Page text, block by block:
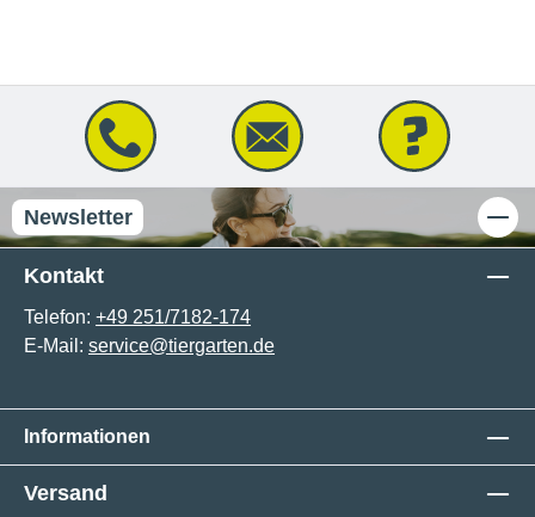
Newsletter
Kontakt
Telefon: +49 251/7182-174
E-Mail: service@tiergarten.de
Informationen
Versand